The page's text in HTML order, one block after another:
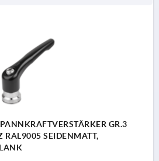
GR.3
RAL9005 SEIDENMATT,